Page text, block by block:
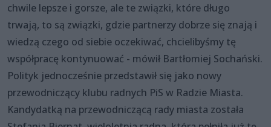
chwile lepsze i gorsze, ale te związki, które długo
trwają, to są związki, gdzie partnerzy dobrze się znają i
wiedzą czego od siebie oczekiwać, chcielibyśmy tę
współpracę kontynuować - mówił Bartłomiej Sochański.
Polityk jednocześnie przedstawił się jako nowy
przewodniczący klubu radnych PiS w Radzie Miasta.
Kandydatką na przewodniczącą rady miasta została